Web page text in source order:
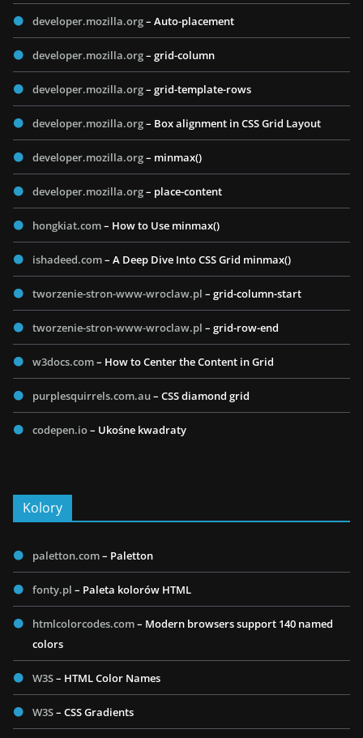
developer.mozilla.org– Auto-placement
developer.mozilla.org– grid-column
developer.mozilla.org– grid-template-rows
developer.mozilla.org– Box alignment in CSS Grid Layout
developer.mozilla.org– minmax()
developer.mozilla.org– place-content
hongkiat.com– How to Use minmax()
ishadeed.com– A Deep Dive Into CSS Grid minmax()
tworzenie-stron-www-wroclaw.pl – grid-column-start
tworzenie-stron-www-wroclaw.pl – grid-row-end
w3docs.com– How to Center the Content in Grid
purplesquirrels.com.au– CSS diamond grid
codepen.io– Ukośne kwadraty
Kolory
paletton.com– Paletton
fonty.pl – Paleta kolorów HTML
htmlcolorcodes.com– Modern browsers support 140 named
colors
W3S– HTML Color Names
W3S– CSS Gradients